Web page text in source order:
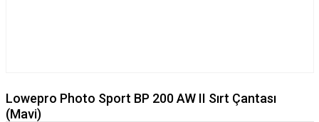
Lowepro Photo Sport BP 200 AW II Sırt Çantası
(Mavi)